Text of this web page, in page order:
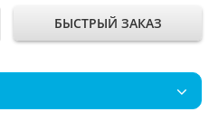
БЫСТРЫЙ ЗАКАЗ